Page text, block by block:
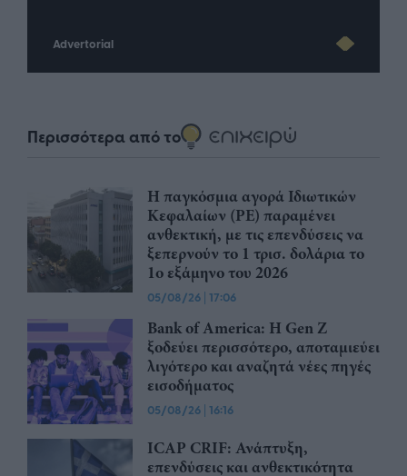
Advertorial
Περισσότερα από το
Η παγκόσμια αγορά Ιδιωτικών
Κεφαλαίων (PE) παραμένει
ανθεκτική, με τις επενδύσεις να
ξεπερνούν το 1 τρισ. δολάρια το
1ο εξάμηνο του 2026
05/08/26 | 17:06
Bank of America: Η Gen Z
ξoδεύει περισσότερο, αποταμιεύει
λιγότερο και αναζητά νέες πηγές
εισοδήματος
05/08/26 | 16:16
ICAP CRIF: Ανάπτυξη,
επενδύσεις και ανθεκτικότητα